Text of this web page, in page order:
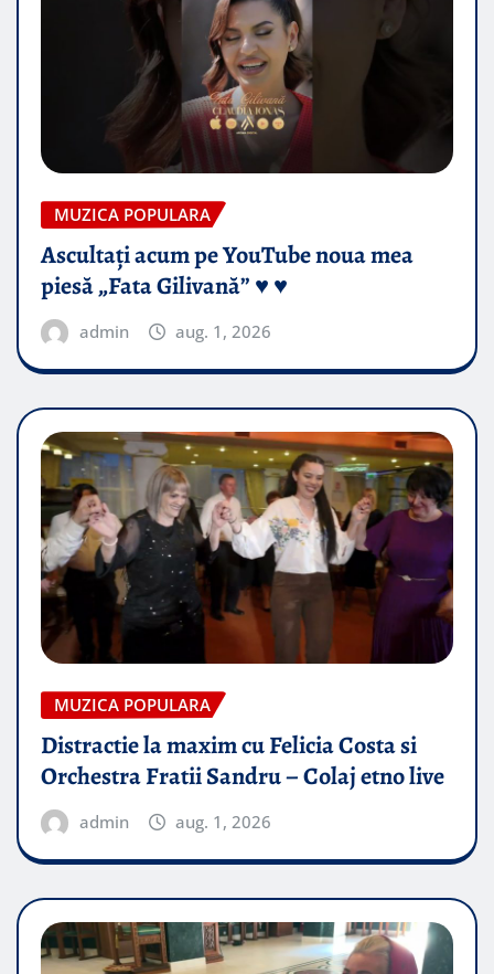
MUZICA POPULARA
Ascultați acum pe YouTube noua mea
piesă „Fata Gilivană” ♥️ ♥️
admin aug. 1, 2026
MUZICA POPULARA
Distractie la maxim cu Felicia Costa si
Orchestra Fratii Sandru – Colaj etno live
admin aug. 1, 2026